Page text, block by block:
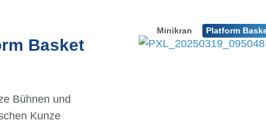
Basket
Bühnen und
Kunze
Minikran Platform